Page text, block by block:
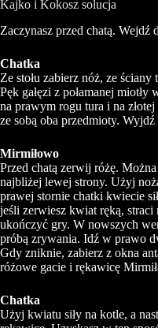
Kajko i Kokosz solucja
Zaczynasz przed chatą. Wejdź
Chatka
Ze stołu zabierz nóż, ze
Pęk gałęzi z połamanej
na prawym rogu tura i na
ze sobą oba przedmioty. Wyjdź
Mirmiłowo
Przed chatą zerwij różę.
najbliżej lewej strony. Użyj
prawej stornie chatki kwiecie
jeśli zerwiesz kwiat ręką, straci
ukończyć gry. W nowszych
próbą zrywania. Idź w prawo
Gdy zniknie, zabierz z okna
różowe gacie i rękawicę
Chatka
Użyj kwiatu siły na kotle, a